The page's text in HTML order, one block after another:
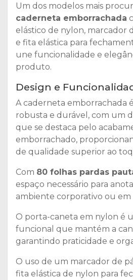
Um dos modelos mais
caderneta emborrachada
elástico de nylon, marcador
e fita elástica para
une funcionalidade e
produto.
Design e
A caderneta emborrachada
robusta e durável, com um
que se destaca pelo
emborrachado,
de qualidade superior ao
Com 80 folhas pardas
espaço necessário para
ambiente corporativo ou em
O porta-caneta em nylon é
funcional que mantém a
garantindo praticidade e
O uso de um marcador de
fita elástica de nylon para